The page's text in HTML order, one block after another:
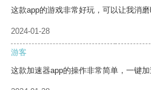
这款app的游戏非常好玩，可以让我消磨
2024-01-28
游客
这款加速器app的操作非常简单，一键加